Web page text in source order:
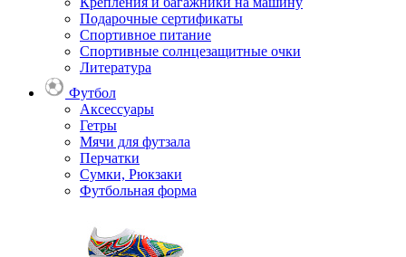
Подарочные сертификаты
Спортивное питание
Спортивные солнцезащитные очки
Литература
Футбол
Аксессуары
Гетры
Мячи для футзала
Перчатки
Сумки, Рюкзаки
Футбольная форма